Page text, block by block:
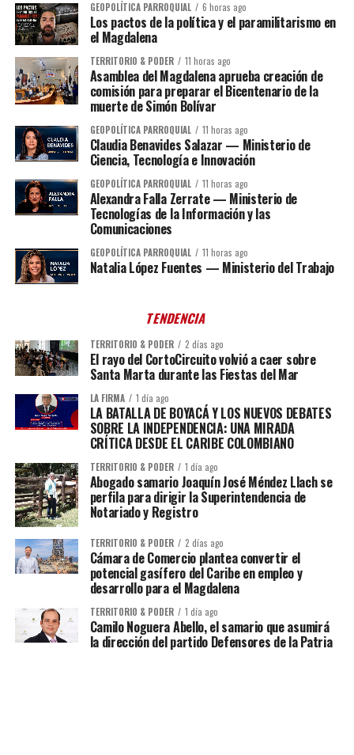
GEOPOLÍTICA PARROQUIAL 6 horas ago
Los pactos de la política y el paramilitarismo en
el Magdalena
TERRITORIO & PODER 11 horas ago
Asamblea del Magdalena aprueba creación de
comisión para preparar el Bicentenario de la
muerte de Simón Bolívar
GEOPOLÍTICA PARROQUIAL 11 horas ago
Claudia Benavides Salazar — Ministerio de
Ciencia, Tecnología e Innovación
GEOPOLÍTICA PARROQUIAL 11 horas ago
Alexandra Falla Zerrate — Ministerio de
Tecnologías de la Información y las
Comunicaciones
GEOPOLÍTICA PARROQUIAL 11 horas ago
Natalia López Fuentes — Ministerio del Trabajo
TENDENCIA
TERRITORIO & PODER 2 días ago
El rayo del CortoCircuito volvió a caer sobre
Santa Marta durante las Fiestas del Mar
LA FIRMA 1 día ago
LA BATALLA DE BOYACÁ Y LOS NUEVOS DEBATES
SOBRE LA INDEPENDENCIA: UNA MIRADA
CRÍTICA DESDE EL CARIBE COLOMBIANO
TERRITORIO & PODER 1 día ago
Abogado samario Joaquín José Méndez Llach se
perfila para dirigir la Superintendencia de
Notariado y Registro
TERRITORIO & PODER 2 días ago
Cámara de Comercio plantea convertir el
potencial gasífero del Caribe en empleo y
desarrollo para el Magdalena
TERRITORIO & PODER 1 día ago
Camilo Noguera Abello, el samario que asumirá
la dirección del partido Defensores de la Patria